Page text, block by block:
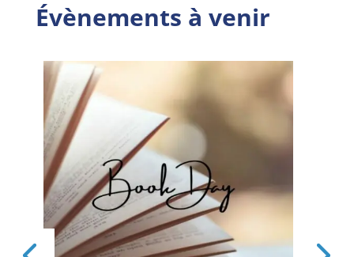
Évènements à venir